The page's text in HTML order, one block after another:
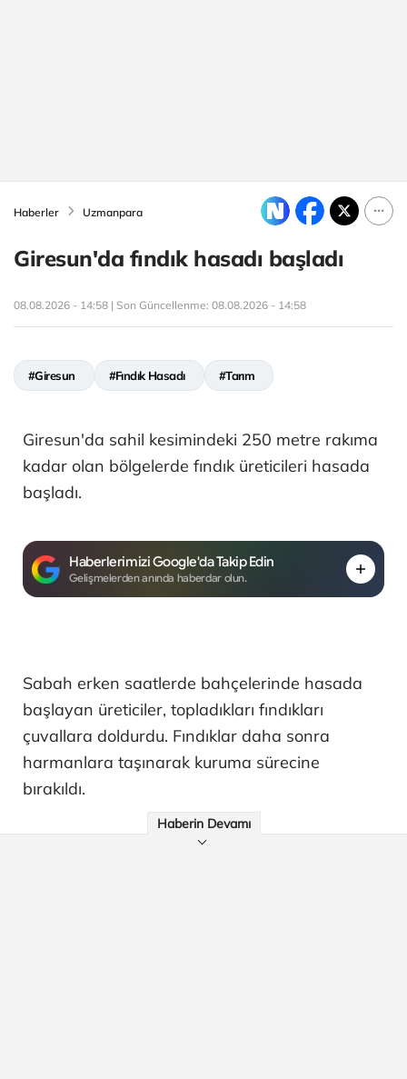
Haberler Uzmanpara
Giresun'da fındık hasadı başladı
08.08.2026 - 14:58 | Son Güncellenme: 08.08.2026 - 14:58
#Giresun #Fındık Hasadı #Tarım
Giresun'da sahil kesimindeki 250 metre rakıma
kadar olan bölgelerde fındık üreticileri hasada
başladı.
Haberlerimizi Google'da Takip Edin
Gelişmelerden anında haberdar olun.
Sabah erken saatlerde bahçelerinde hasada
başlayan üreticiler, topladıkları fındıkları
çuvallara doldurdu. Fındıklar daha sonra
harmanlara taşınarak kuruma sürecine
bırakıldı.
Haberin Devamı